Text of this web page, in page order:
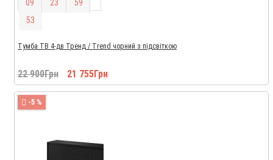
09 23 59
52
Тумба ТВ 4-дв Тренд / Trend чорний з підсвіткою
22 900Грн 21 755Грн
-5 %